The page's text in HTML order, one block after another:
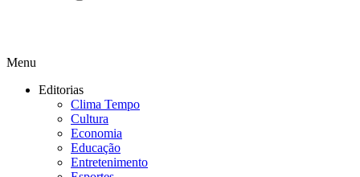
Menu
Editorias
Clima Tempo
Cultura
Economia
Educação
Entretenimento